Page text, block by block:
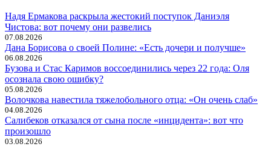
Надя Ермакова раскрыла жестокий поступок Даниэля
Чистова: вот почему они развелись
07.08.2026
Дана Борисова о своей Полине: «Есть дочери и получше»
06.08.2026
Бузова и Стас Каримов воссоединились через 22 года: Оля
осознала свою ошибку?
05.08.2026
Волочкова навестила тяжелобольного отца: «Он очень слаб»
04.08.2026
Салибеков отказался от сына после «инцидента»: вот что
произошло
03.08.2026